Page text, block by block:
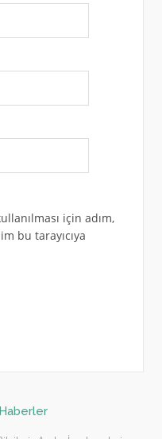
için adım,
bu tarayıcıya
Haberler